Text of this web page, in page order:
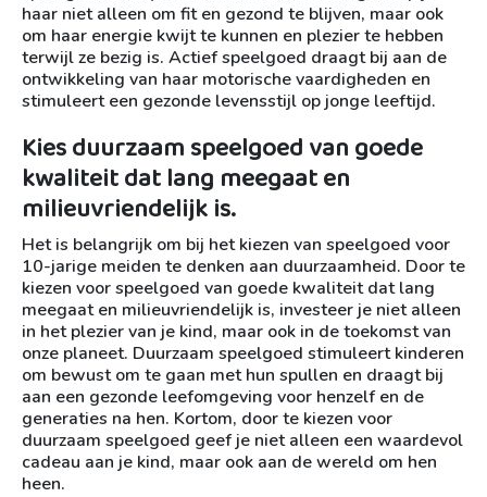
haar niet alleen om fit en gezond te blijven, maar ook
om haar energie kwijt te kunnen en plezier te hebben
terwijl ze bezig is. Actief speelgoed draagt bij aan de
ontwikkeling van haar motorische vaardigheden en
stimuleert een gezonde levensstijl op jonge leeftijd.
Kies duurzaam speelgoed van goede
kwaliteit dat lang meegaat en
milieuvriendelijk is.
Het is belangrijk om bij het kiezen van speelgoed voor
10-jarige meiden te denken aan duurzaamheid. Door te
kiezen voor speelgoed van goede kwaliteit dat lang
meegaat en milieuvriendelijk is, investeer je niet alleen
in het plezier van je kind, maar ook in de toekomst van
onze planeet. Duurzaam speelgoed stimuleert kinderen
om bewust om te gaan met hun spullen en draagt bij
aan een gezonde leefomgeving voor henzelf en de
generaties na hen. Kortom, door te kiezen voor
duurzaam speelgoed geef je niet alleen een waardevol
cadeau aan je kind, maar ook aan de wereld om hen
heen.